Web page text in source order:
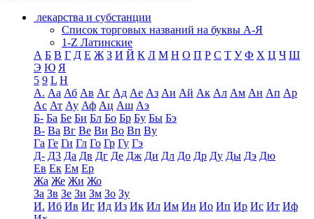
лекарства и субстанции
Список торговых названий на буквы А-Я
1-Z Латинские
А Б В Г Д Е Ж З И Й К Л М Н О П Р С Т У Ф Х Ц Ч Ш
Э Ю Я
5 9 L H
А. Аа Аб Ав Аг Ад Ае Аз Аи Ай Ак Ал Ам Ан Ап Ар
Ас Ат Ау Аф Ац Аш Аэ
Б- Ба Бе Би Бл Бо Бр Бу Бы Бэ
В- Ва Вг Ве Ви Во Вп Ву
Га Ге Ги Гл Го Гр Гу Гэ
Д- Д3 Да Дв Дг Де Дж Ди Дл До Др Ду Ды Дэ Дю
Ев Ек Ем Ер
Жа Же Жи Жо
За Зв Зе Зи Зм Зо Зу
И. Иб Ив Иг Ид Из Ик Ил Им Ин Ио Ип Ир Ис Ит Иф